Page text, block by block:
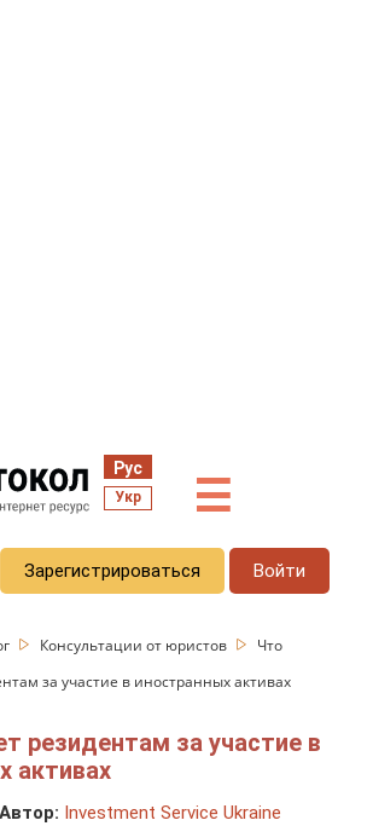
Рус
Укр ☰
Зарегистрироваться Войти
Консультации от юристов
Что
за участие в иностранных активах
резидентам за участие в
активах
Автор: Investment Service Ukraine